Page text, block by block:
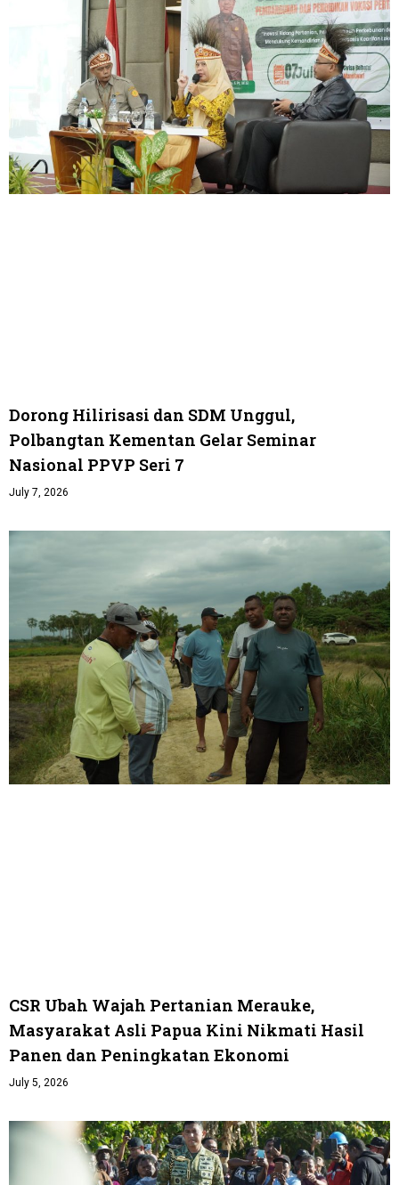
Dorong Hilirisasi dan SDM Unggul,
Polbangtan Kementan Gelar Seminar
Nasional PPVP Seri 7
July 7, 2026
CSR Ubah Wajah Pertanian Merauke,
Masyarakat Asli Papua Kini Nikmati Hasil
Panen dan Peningkatan Ekonomi
July 5, 2026